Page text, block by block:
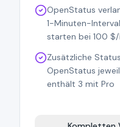
OpenStatus
1-Minuten-
starten bei 100
Zusätzliche
OpenStatus
enthält 3 mit Pro